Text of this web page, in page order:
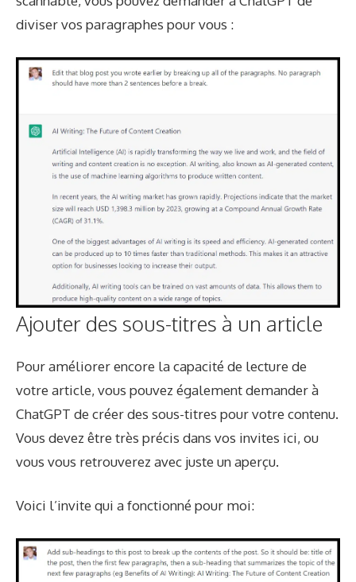
diviser vos paragraphes pour vous :
Ajouter des sous-titres à un article
Pour améliorer encore la capacité de lecture de
votre article, vous pouvez également demander à
ChatGPT de créer des sous-titres pour votre contenu.
Vous devez être très précis dans vos invites ici, ou
vous vous retrouverez avec juste un aperçu.
Voici l’invite qui a fonctionné pour moi: